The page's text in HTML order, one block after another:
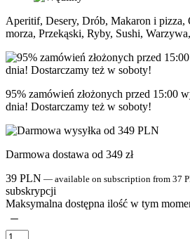
Aperitif, Desery, Drób, Makaron i pizza,
morza, Przekąski, Ryby, Sushi,
95% zamówień złożonych przed 15:00
dnia! Dostarczamy też w soboty!
Darmowa dostawa od 349 zł
39 PLN — available on subscription from 37
subskrypcji
Maksymalna dostępna ilość w tym